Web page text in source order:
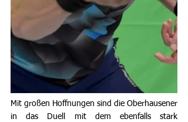
Mit großen Hoffnungen sind die Oberhausener
in das Duell mit dem ebenfalls stark